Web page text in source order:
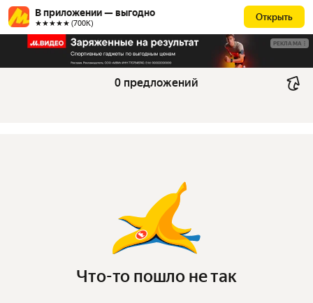
В приложении — выгодно
★★★★★ (700К)
Открыть
РЕКЛАМА
0 предложений
Что-то пошло не так